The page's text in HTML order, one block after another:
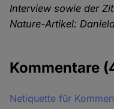
Interview sowie der
Nature-Artikel:
Kommentare
Netiquette für